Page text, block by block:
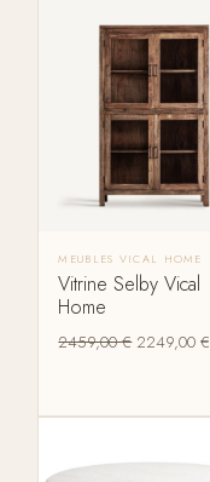
MEUBLES VICAL HOME
Vitrine Selby Vical
Home
2459,00€ 2249,00€